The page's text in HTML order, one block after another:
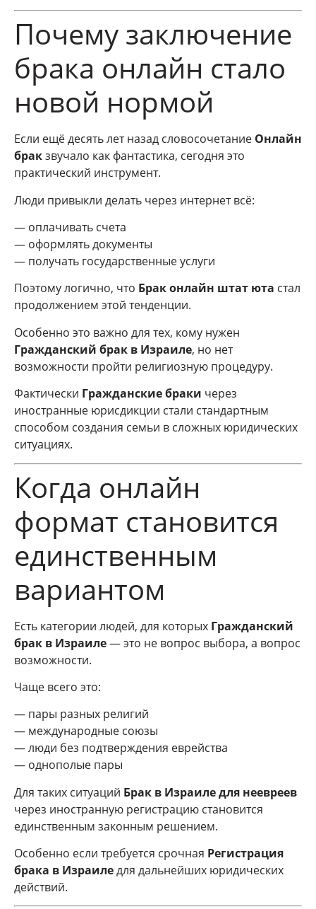
Почему заключение
брака онлайн стало
новой нормой
Если ещё десять лет назад словосочетание Онлайн
бракзвучало как фантастика, сегодня это
практический инструмент.
Люди привыкли делать через интернет всё:
— оплачивать счета
— оформлять документы
— получать государственные услуги
Поэтому логично, что Брак онлайн штат юта стал
продолжением этой тенденции.
Особенно это важно для тех, кому нужен
Гражданский брак в Израиле, но нет
возможности пройти религиозную процедуру.
Фактически Гражданские браки через
иностранные юрисдикции стали стандартным
способом создания семьи в сложных юридических
ситуациях.
Когда онлайн
формат становится
единственным
вариантом
Есть категории людей, для которых Гражданский
брак в Израиле— это не вопрос выбора, а вопрос
возможности.
Чаще всего это:
— пары разных религий
— международные союзы
— люди без подтверждения еврейства
— однополые пары
Для таких ситуаций Брак в Израиле для неевреев
через иностранную регистрацию становится
единственным законным решением.
Особенно если требуется срочная Регистрация
брака в Израиледля дальнейших юридических
действий.